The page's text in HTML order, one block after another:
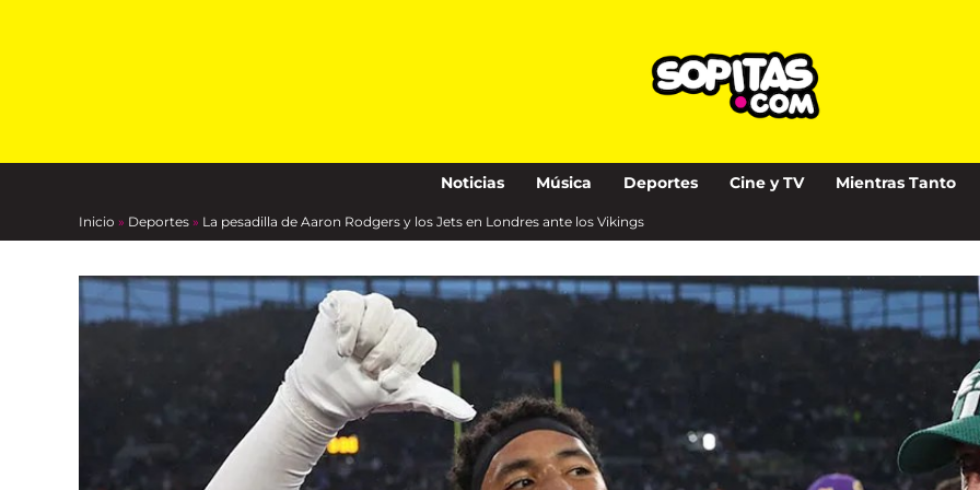
Noticias Música Deportes Cine y TV Mientras Tanto
Inicio » Deportes » La pesadilla de Aaron Rodgers y los Jets en Londres ante los Vikings